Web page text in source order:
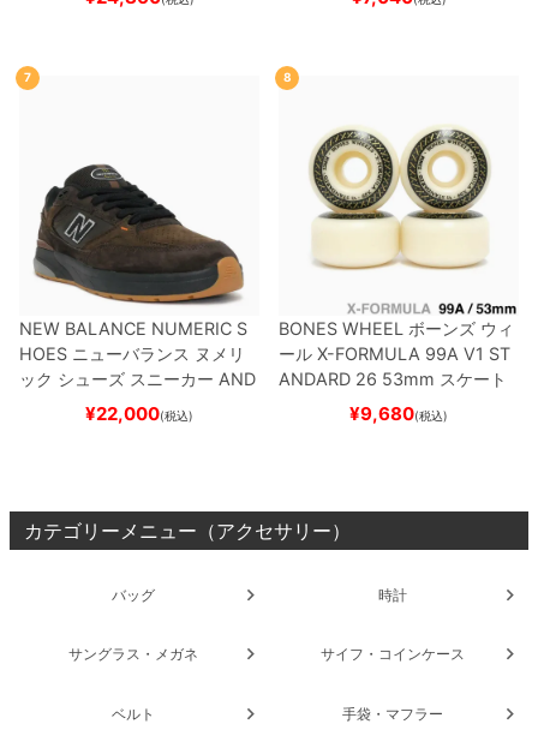
BLACK/NAVYスケートボ
ード スケボー
7
NEW BALANCE NUMERIC S
HOES ニューバランス ヌメリ
ック シューズ スニーカー AND
REW REYNOLDS 933
BROWN/BLACK
スケート
¥22,000(税込)
8
BONES WHEEL ボーンズ ウィ
ール X-FORMULA 99A V1 ST
ANDARD 26 53mm スケート
ボード スケボー
¥9,680(税込)
カテゴリーメニュー（アクセサリー）
バッグ 時計
サングラス・メガネ サイフ・コインケース
ベルト 手袋・マフラー